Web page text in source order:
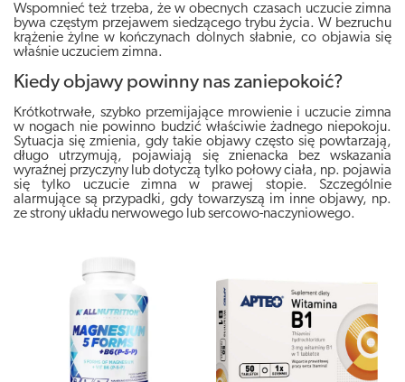
Wspomnieć też trzeba, że w obecnych czasach uczucie zimna
bywa częstym przejawem siedzącego trybu życia. W bezruchu
krążenie żylne w kończynach dolnych słabnie, co objawia się
właśnie uczuciem zimna.
Kiedy objawy powinny nas zaniepokoić?
Krótkotrwałe, szybko przemijające mrowienie i uczucie zimna
w nogach nie powinno budzić właściwie żadnego niepokoju.
Sytuacja się zmienia, gdy takie objawy często się powtarzają,
długo utrzymują, pojawiają się znienacka bez wskazania
wyraźnej przyczyny lub dotyczą tylko połowy ciała, np. pojawia
się tylko uczucie zimna w prawej stopie. Szczególnie
alarmujące są przypadki, gdy towarzyszą im inne objawy, np.
ze strony układu nerwowego lub sercowo-naczyniowego.